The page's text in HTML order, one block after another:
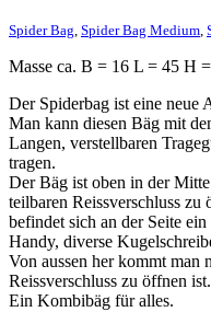
Spider Bag, Spider Bag Medium,
Masse ca. B = 16 L = 45 H
Der Spiderbag ist eine neue
Man kann diesen Bäg mit
Langen, verstellbaren
tragen.
Der Bäg ist oben in der
teilbaren Reissverschluss
befindet sich an der Seite
Handy, diverse
Von aussen her kommt man
Reissverschluss zu öffnen ist.
Ein Kombibäg für alles.